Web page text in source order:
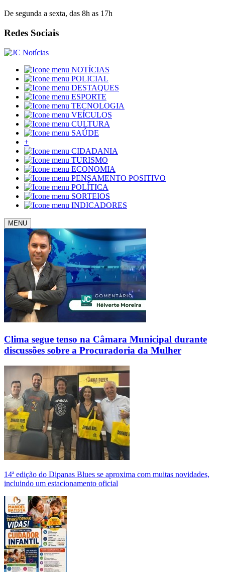
De segunda a sexta, das 8h as 17h
Redes Sociais
NOTÍCIAS
POLICIAL
DESTAQUES
ESPORTE
TECNOLOGIA
VEÍCULOS
CULTURA
SAÚDE
+
CIDADANIA
TURISMO
ECONOMIA
PENSAMENTO POSITIVO
POLÍTICA
SORTEIOS
INDICADORES
MENU
Clima segue tenso na Câmara Municipal durante
discussões sobre a Procuradoria da Mulher
14ª edição do Dipanas Blues se aproxima com muitas novidades,
incluindo um estacionamento oficial